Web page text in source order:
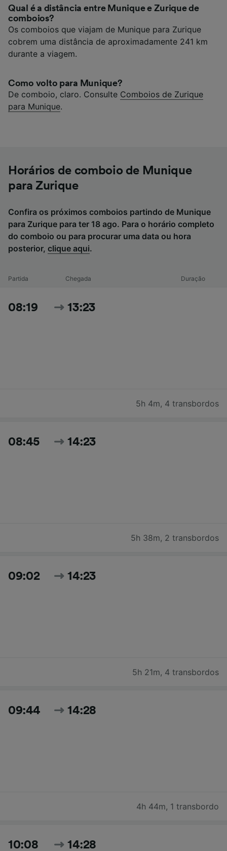
Qual é a distância entre Munique e Zurique de
comboios?
Os comboios que viajam de Munique para Zurique
cobrem uma distância de aproximadamente 241 km
durante a viagem.
Como volto para Munique?
De comboio, claro. Consulte Comboios de Zurique
para Munique.
Horários de comboio de Munique
para Zurique
Confira os próximos comboios partindo de Munique
para Zurique para ter 18 ago. Para o horário completo
do comboio ou para procurar uma data ou hora
posterior, clique aqui.
Partida Chegada Duração
08:19 13:23
5h 4m, 4 transbordos
08:45 14:23
5h 38m, 2 transbordos
09:02 14:23
5h 21m, 4 transbordos
09:44 14:28
4h 44m, 1 transbordo
10:08 14:28